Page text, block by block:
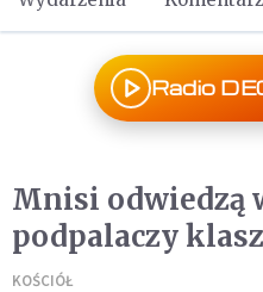
Radio
Mnisi odwiedzą
podpalaczy
KOŚCIÓŁ